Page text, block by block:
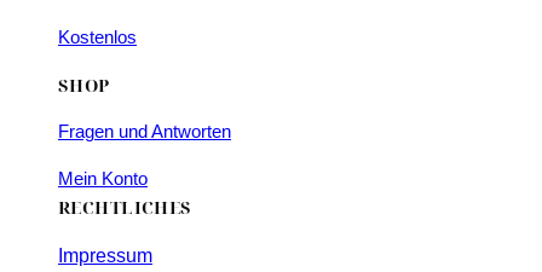
Kostenlos
SHOP
Fragen und Antworten
Mein Konto
RECHTLICHES
Impressum